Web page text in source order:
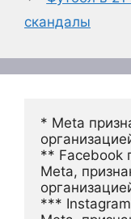
скандалы
* Meta
** Facebook
Meta,
***